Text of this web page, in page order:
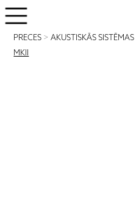
PRECES >AKUSTISKĀS SISTĒMAS
MKII